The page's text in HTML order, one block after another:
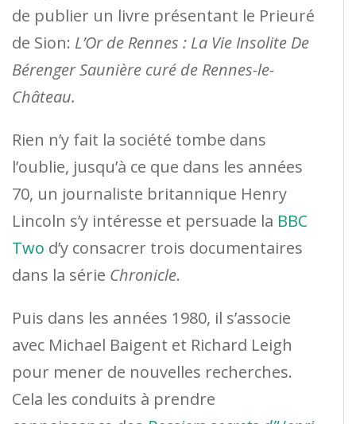
de publier un livre présentant le Prieuré
de Sion: L’Or de Rennes : La Vie Insolite De
Bérenger Saunière curé de Rennes-le-
Château.
Rien n’y fait la société tombe dans
l’oublie, jusqu’à ce que dans les années
70, un journaliste britannique Henry
Lincoln s’y intéresse et persuade la BBC
Two d’y consacrer trois documentaires
dans la série Chronicle.
Puis dans les années 1980, il s’associe
avec Michael Baigent et Richard Leigh
pour mener de nouvelles recherches.
Cela les conduits à prendre